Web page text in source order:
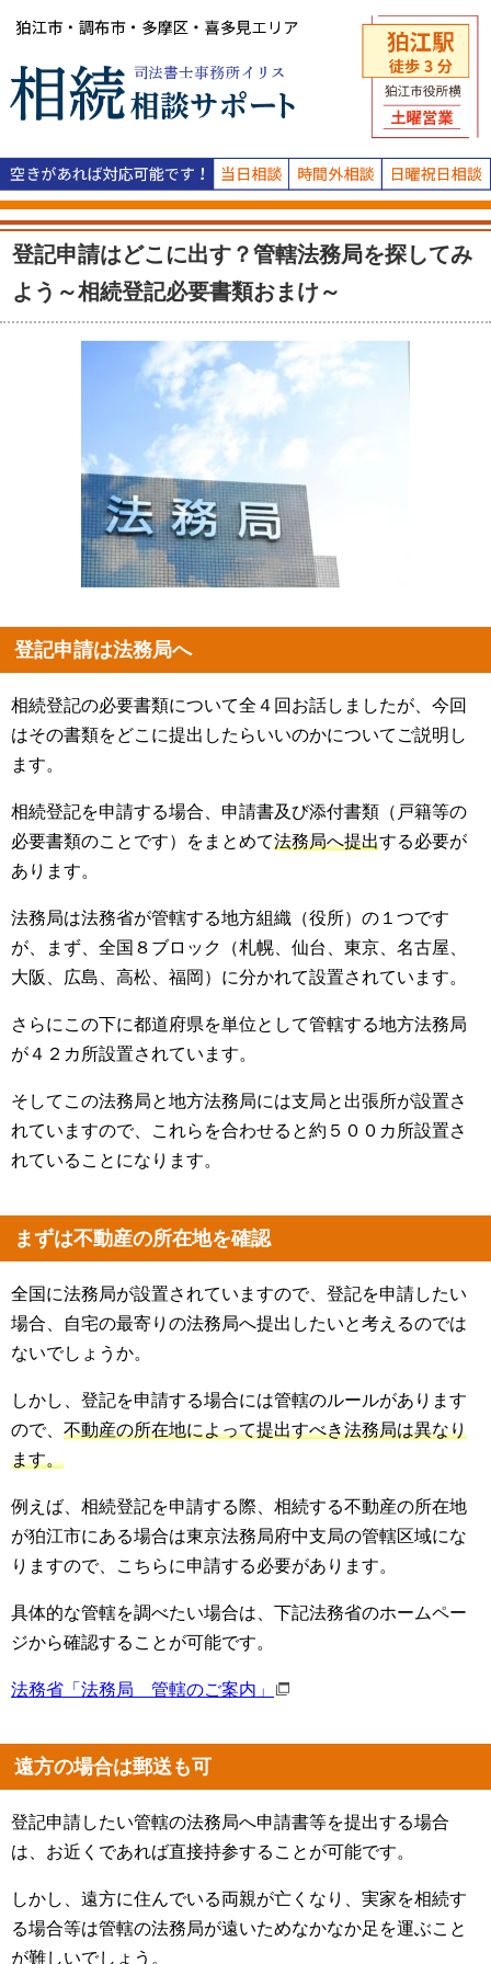
登記申請はどこに出す？管轄法務局を探してみ
よう～相続登記必要書類おまけ～
登記申請は法務局へ
相続登記の必要書類について全４回お話しましたが、今回
はその書類をどこに提出したらいいのかについてご説明し
ます。
相続登記を申請する場合、申請書及び添付書類（戸籍等の
必要書類のことです）をまとめて法務局へ提出する必要が
あります。
法務局は法務省が管轄する地方組織（役所）の１つです
が、まず、全国８ブロック（札幌、仙台、東京、名古屋、
大阪、広島、高松、福岡）に分かれて設置されています。
さらにこの下に都道府県を単位として管轄する地方法務局
が４２カ所設置されています。
そしてこの法務局と地方法務局には支局と出張所が設置さ
れていますので、これらを合わせると約５００カ所設置さ
れていることになります。
まずは不動産の所在地を確認
全国に法務局が設置されていますので、登記を申請したい
場合、自宅の最寄りの法務局へ提出したいと考えるのでは
ないでしょうか。
しかし、登記を申請する場合には管轄のルールがあります
ので、 不動産の所在地によって提出すべき法務局は異なり
ます。
例えば、相続登記を申請する際、相続する不動産の所在地
が狛江市にある場合は東京法務局府中支局の管轄区域にな
りますので、こちらに申請する必要があります。
具体的な管轄を調べたい場合は、下記法務省のホームペー
ジから確認することが可能です。
法務省「法務局 管轄のご案内」
遠方の場合は郵送も可
登記申請したい管轄の法務局へ申請書等を提出する場合
は、お近くであれば直接持参することが可能です。
しかし、遠方に住んでいる両親が亡くなり、実家を相続す
る場合等は管轄の法務局が遠いためなかなか足を運ぶこと
が難しいでしょう。